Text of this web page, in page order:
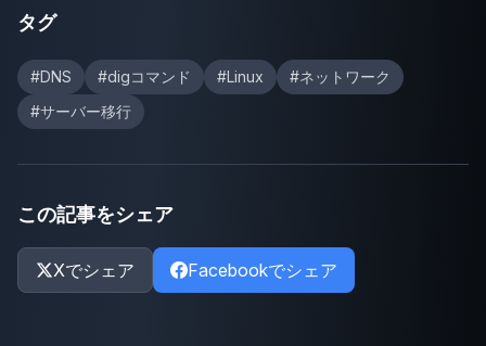
タグ
#DNS #digコマンド #Linux
#ネットワーク
#サーバー移行
この記事をシェア
Xでシェア Facebookでシェア